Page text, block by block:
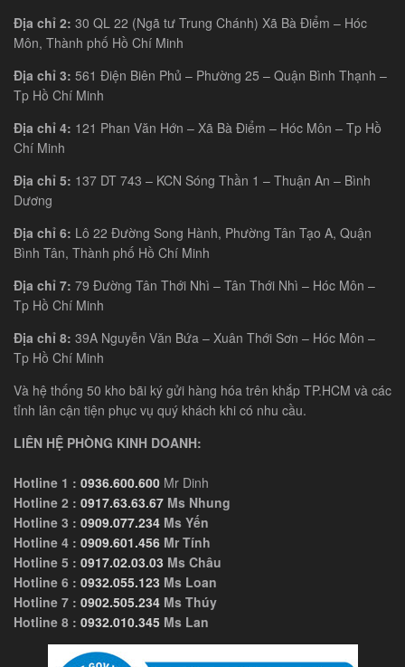
Địa chỉ 2: 30 QL 22 (Ngã tư Trung Chánh) Xã Bà Điểm – Hóc
Môn, Thành phố Hồ Chí Minh
Địa chỉ 3: 561 Điện Biên Phủ – Phường 25 – Quận Bình Thạnh –
Tp Hồ Chí Minh
Địa chỉ 4: 121 Phan Văn Hớn – Xã Bà Điểm – Hóc Môn – Tp Hồ
Chí Minh
Địa chỉ 5: 137 DT 743 – KCN Sóng Thần 1 – Thuận An – Bình
Dương
Địa chỉ 6: Lô 22 Đường Song Hành, Phường Tân Tạo A, Quận
Bình Tân, Thành phố Hồ Chí Minh
Địa chỉ 7: 79 Đường Tân Thới Nhì – Tân Thới Nhì – Hóc Môn –
Tp Hồ Chí Minh
Địa chỉ 8: 39A Nguyễn Văn Bứa – Xuân Thới Sơn – Hóc Môn –
Tp Hồ Chí Minh
Và hệ thống 50 kho bãi ký gửi hàng hóa trên khắp TP.HCM và các
tỉnh lân cận tiện phục vụ quý khách khi có nhu cầu.
LIÊN HỆ PHÒNG KINH DOANH:
Hotline 1 : 0936.600.600 Mr Dinh
Hotline 2 : 0917.63.63.67 Ms Nhung
Hotline 3 : 0909.077.234 Ms Yến
Hotline 4 : 0909.601.456 Mr Tính
Hotline 5 : 0917.02.03.03 Ms Châu
Hotline 6 : 0932.055.123 Ms Loan
Hotline 7 : 0902.505.234 Ms Thúy
Hotline 8 : 0932.010.345 Ms Lan